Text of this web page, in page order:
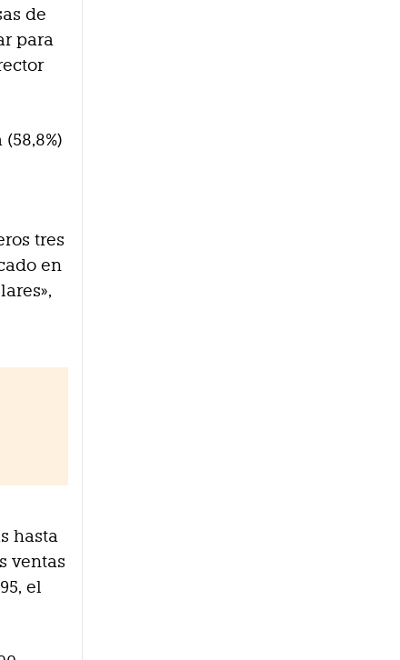
de
para
tres
en
hasta
ventas
el